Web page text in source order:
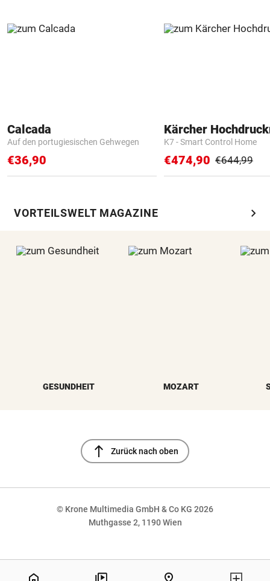
Calcada
Auf den portugiesischen Gehwegen
€36,90
Kärcher
K7 - Smart Control Home
€474,90 €644,99
VORTEILSWELT MAGAZINE chevron_right
GESUNDHEIT MOZART
north Zurück nach oben
© Krone Multimedia GmbH & Co KG 2026
Muthgasse 2, 1190 Wien
NaN%